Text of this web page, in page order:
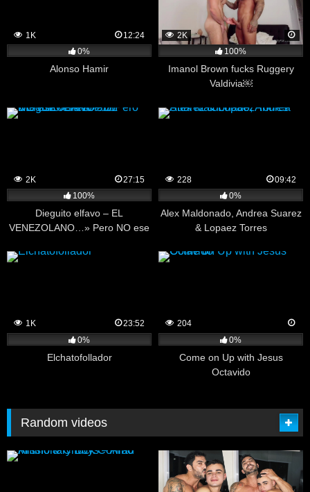
1K
12:24
0%
Alonso Hamir
2K
100%
Imanol Brown fucks Ruggery
Valdivia￼
2K
27:15
100%
Dieguito elfavo – EL
VENEZOLANO…» Pero NO ese
228
09:42
0%
Alex Maldonado, Andrea Suarez
& Lopaez Torres
1K
23:52
0%
Elchatofollador
204
0%
Come on Up with Jesus
Octavido
Random videos